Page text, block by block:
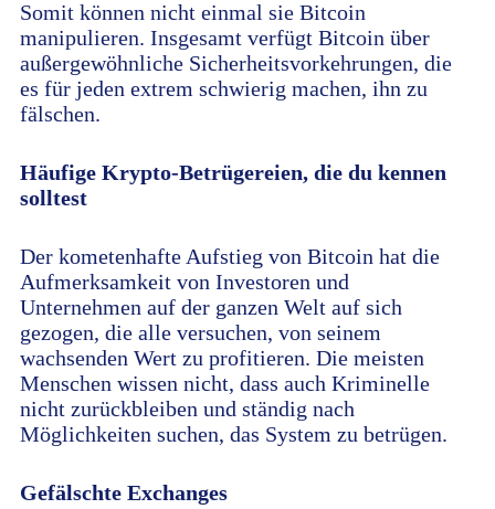
Somit können nicht einmal sie Bitcoin
manipulieren. Insgesamt verfügt Bitcoin über
außergewöhnliche Sicherheitsvorkehrungen, die
es für jeden extrem schwierig machen, ihn zu
fälschen.
Häufige Krypto-Betrügereien, die du kennen
solltest
Der kometenhafte Aufstieg von Bitcoin hat die
Aufmerksamkeit von Investoren und
Unternehmen auf der ganzen Welt auf sich
gezogen, die alle versuchen, von seinem
wachsenden Wert zu profitieren. Die meisten
Menschen wissen nicht, dass auch Kriminelle
nicht zurückbleiben und ständig nach
Möglichkeiten suchen, das System zu betrügen.
Gefälschte Exchanges